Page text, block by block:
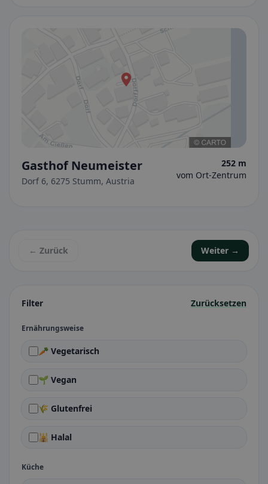
Filter Zurücksetzen
Ernährungsweise
🥕 Vegetarisch
🌱 Vegan
🌾 Glutenfrei
🕌 Halal
Küche
Gasthof Neumeister
Dorf 6, 6275 Stumm, Austria
252 m
vom Ort-Zentrum
← Zurück Weiter →